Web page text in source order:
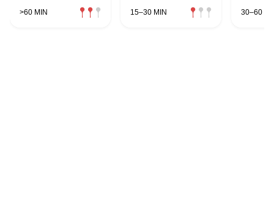
>60 MIN
Minze
15–30 MIN 30–60